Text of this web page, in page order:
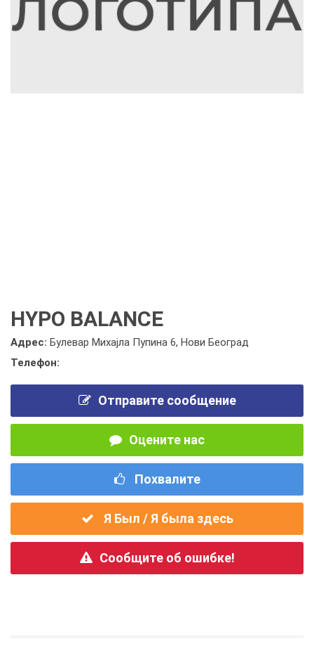
HYPO BALANCE
Адрес: Булевар Михајла Пупина 6, Нови Београд
Телефон:
Отправите сообщение
Оцените нас
Похвалите
Я Был / Я была здесь
Сообщите об ошибке!